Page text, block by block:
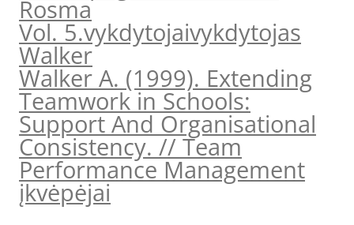
Rosma
Vol. 5.vykdytojaivykdytojas
Walker
Walker A. (1999). Extending
Teamwork in Schools:
Support And Organisational
Consistency. // Team
Performance Management
įkvėpėjai